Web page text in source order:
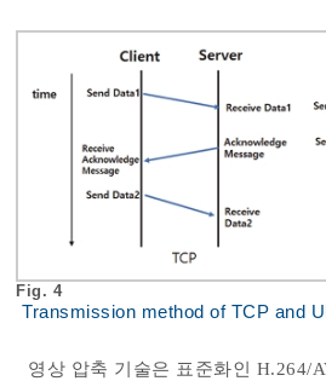
Fig. 4
Transmission method of TCP and
영상 압축 기술은 표준화인 H.264/